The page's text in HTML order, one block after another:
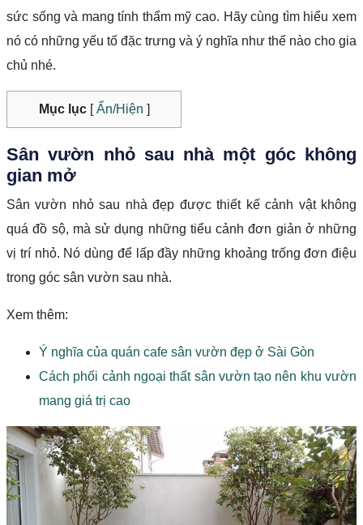
sức sống và mang tính thẩm mỹ cao. Hãy cùng tìm hiểu xem
nó có những yếu tố đặc trưng và ý nghĩa như thế nào cho gia
chủ nhé.
Mục lục[Ẩn/Hiện ]
Sân vườn nhỏ sau nhà một góc không
gian mở
Sân vườn nhỏ sau nhà đẹp được thiết kế cảnh vật không
quá đồ sộ, mà sử dụng những tiểu cảnh đơn giản ở những
vị trí nhỏ. Nó dùng để lấp đầy những khoảng trống đơn điệu
trong góc sân vườn sau nhà.
Xem thêm:
Ý nghĩa của quán cafe sân vườn đẹp ở Sài Gòn
Cách phối cảnh ngoại thất sân vườn tạo nên khu vườn
mang giá trị cao